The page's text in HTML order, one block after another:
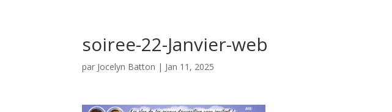
soiree-22-Janvier-web
par Jocelyn Batton | Jan 11, 2025